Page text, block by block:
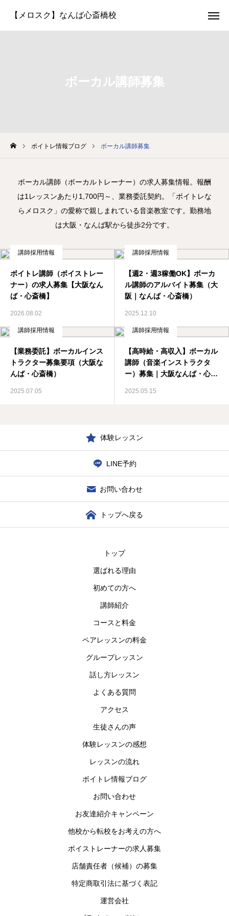
ボーカル講師募集
ボイトレ情報ブログ ボーカル講師募集
ボーカル講師（ボーカルトレーナー）の求人募集情報。報酬
は1レッスンあたり1,700円～、業務委託契約。「ボイトレな
らメロスク」の愛称で親しまれている音楽教室です。勤務地
は大阪・なんば駅から徒歩2分です。
講師採用情報
ボイトレ講師（ボイストレー
ナー）の求人募集【大阪なん
ば・心斎橋】
2026.08.02
講師採用情報
【週2・週3稼働OK】ボーカ
ル講師のアルバイト募集（大
阪｜なんば・心斎橋）
2025.12.10
講師採用情報
【業務委託】ボーカルインス
トラクター募集要項（大阪な
んば・心斎橋）
2025.07.05
講師採用情報
【高時給・高収入】ボーカル
講師（音楽インストラクタ
ー）募集｜大阪なんば・心斎
2025.05.15
体験レッスン
LINE予約
お問い合わせ
トップへ戻る
トップ
選ばれる理由
初めての方へ
講師紹介
コースと料金
ペアレッスンの料金
グループレッスン
話し方レッスン
よくある質問
アクセス
生徒さんの声
体験レッスンの感想
レッスンの流れ
ボイトレ情報ブログ
お問い合わせ
お友達紹介キャンペーン
他校から転校をお考えの方へ
ボイストレーナーの求人募集
店舗責任者（候補）の募集
特定商取引法に基づく表記
運営会社
コースと料金
アクセス